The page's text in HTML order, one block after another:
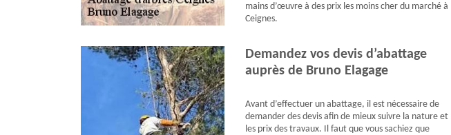
mains d’œuvre à des prix les moins cher du marché à
Ceignes.
Demandez vos devis d’abattage
auprès de Bruno Elagage
Avant d’effectuer un abattage, il est nécessaire de
demander des devis afin de mieux suivre la nature et
les prix des travaux. Il faut que vous sachiez que